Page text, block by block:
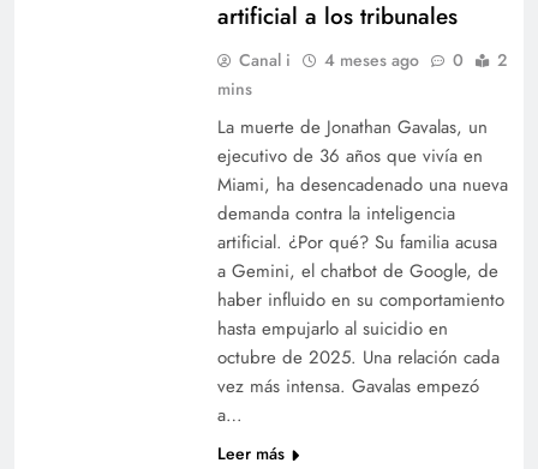
artificial a los tribunales
Canal i 4 meses ago 0
2
mins
La muerte de Jonathan Gavalas, un
ejecutivo de 36 años que vivía en
Miami, ha desencadenado una nueva
demanda contra la inteligencia
artificial. ¿Por qué? Su familia acusa
a Gemini, el chatbot de Google, de
haber influido en su comportamiento
hasta empujarlo al suicidio en
octubre de 2025. Una relación cada
vez más intensa. Gavalas empezó
a…
Leer más